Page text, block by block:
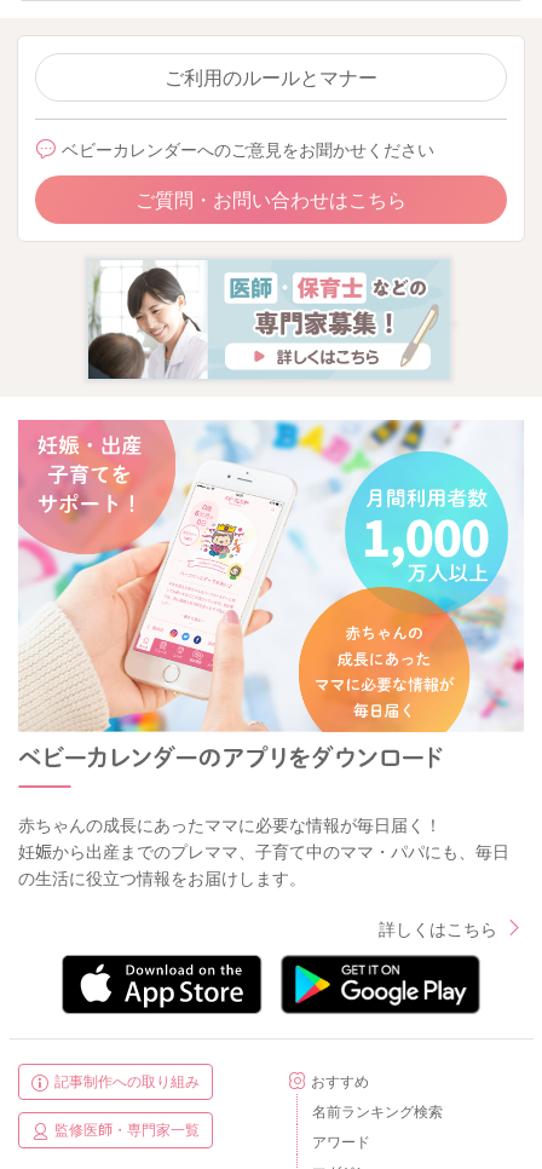
ご利用のルールとマナー
ベビーカレンダーへのご意見をお聞かせください
ご質問・お問い合わせはこちら
赤ちゃんの成長にあったママに必要な情報が毎日届く！
妊娠から出産までのプレママ、子育て中のママ・パパにも、毎日
の生活に役立つ情報をお届けします。
詳しくはこちら
記事制作への取り組み
監修医師・専門家一覧
おすすめ
名前ランキング検索
アワード